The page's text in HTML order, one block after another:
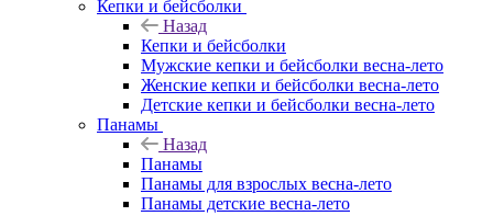
Кепки и бейсболки
Назад
Кепки и бейсболки
Мужские кепки и бейсболки весна-лето
Женские кепки и бейсболки весна-лето
Детские кепки и бейсболки весна-лето
Панамы
Назад
Панамы
Панамы для взрослых весна-лето
Панамы детские весна-лето